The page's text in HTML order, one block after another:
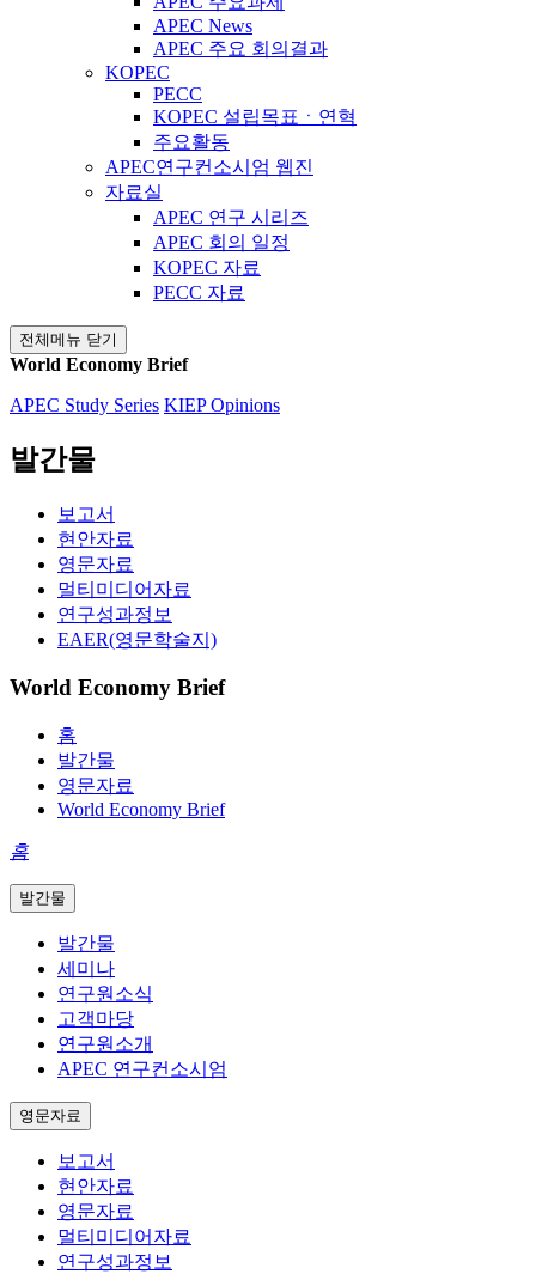
APEC News
APEC 주요 회의결과
KOPEC
PECC
KOPEC 설립목표ㆍ연혁
주요활동
APEC연구컨소시엄 웹진
자료실
APEC 연구 시리즈
APEC 회의 일정
KOPEC 자료
PECC 자료
전체메뉴 닫기
World Economy Brief
APEC Study Series KIEP Opinions
발간물
보고서
현안자료
영문자료
멀티미디어자료
연구성과정보
EAER(영문학술지)
World Economy Brief
홈
발간물
영문자료
World Economy Brief
홈
발간물
발간물
세미나
연구원소식
고객마당
연구원소개
APEC 연구컨소시엄
영문자료
보고서
현안자료
영문자료
멀티미디어자료
연구성과정보